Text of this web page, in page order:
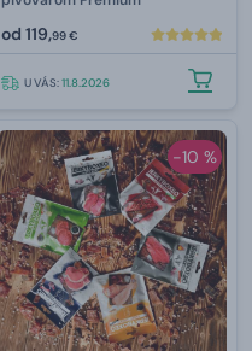
od 119,99 €
U VÁS:11.8.2026
-10 %